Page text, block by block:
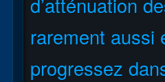
rarement aussi
progressez